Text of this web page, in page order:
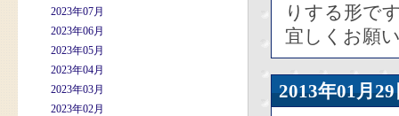
2023年07月
2023年06月
2023年05月
2023年04月
2023年03月
2023年02月
りする形で
宜しくお願
2013年01